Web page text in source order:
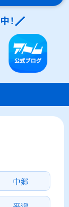
中郷